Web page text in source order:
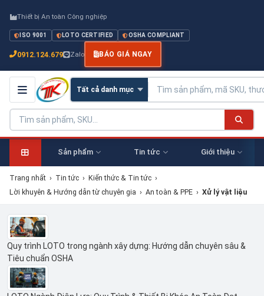
Thiết bị An toàn Công nghiệp
ISO 9001 LOTO CERTIFIED OSHA COMPLIANT
0912.124.679 Zalo BÁO GIÁ NGAY
Sản phẩm Tin tức Giới thiệu
Trang nhất › Tin tức › Kiến thức & Tin tức ›
Lời khuyên & Hướng dẫn từ chuyên gia › An toàn & PPE › Xử lý vật liệu
Quy trình LOTO trong ngành xây dựng: Hướng dẫn chuyên sâu &
Tiêu chuẩn OSHA